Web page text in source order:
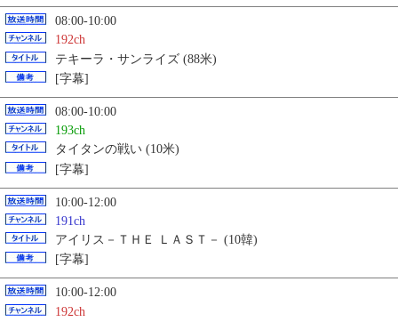
08:00-10:00
192ch
テキーラ・サンライズ (88米)
[字幕]
08:00-10:00
193ch
タイタンの戦い (10米)
[字幕]
10:00-12:00
191ch
アイリス－ＴＨＥ ＬＡＳＴ－ (10韓)
[字幕]
10:00-12:00
192ch